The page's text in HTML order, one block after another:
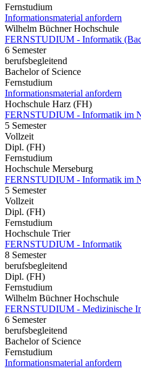
Fernstudium
Informationsmaterial anfordern
Wilhelm Büchner Hochschule
FERNSTUDIUM - Informatik
6 Semester
berufsbegleitend
Bachelor of Science
Fernstudium
Informationsmaterial anfordern
Hochschule Harz (FH)
FERNSTUDIUM - Informatik im
5 Semester
Vollzeit
Dipl. (FH)
Fernstudium
Hochschule Merseburg
FERNSTUDIUM - Informatik im
5 Semester
Vollzeit
Dipl. (FH)
Fernstudium
Hochschule Trier
FERNSTUDIUM - Informatik
8 Semester
berufsbegleitend
Dipl. (FH)
Fernstudium
Wilhelm Büchner Hochschule
FERNSTUDIUM - Medizinische
6 Semester
berufsbegleitend
Bachelor of Science
Fernstudium
Informationsmaterial anfordern